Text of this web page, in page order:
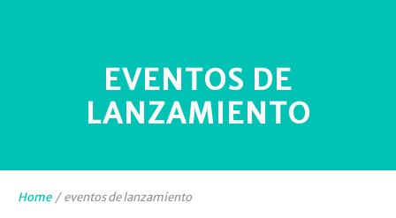
EVENTOS DE
LANZAMIENTO
Home /eventos de lanzamiento